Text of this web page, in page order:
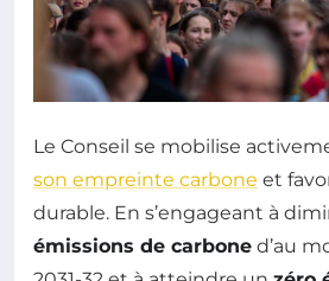
Le Conseil se mobilise
son empreinte carbone et
durable. En s’engageant à
émissions de carbone d’au